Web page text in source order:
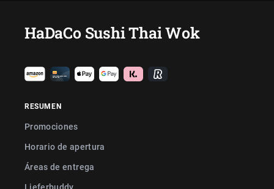
HaDaCo Sushi Thai Wok
RESUMEN
Promociones
Horario de apertura
Áreas de entrega